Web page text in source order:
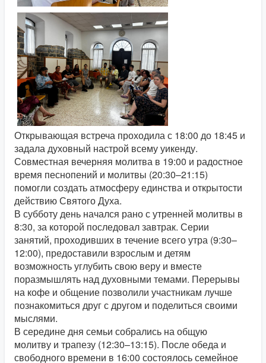
Открывающая встреча проходила с 18:00 до 18:45 и
задала духовный настрой всему уикенду.
Совместная вечерняя молитва в 19:00 и радостное
время песнопений и молитвы (20:30–21:15)
помогли создать атмосферу единства и открытости
действию Святого Духа.
В субботу день начался рано с утренней молитвы в
8:30, за которой последовал завтрак. Серии
занятий, проходивших в течение всего утра (9:30–
12:00), предоставили взрослым и детям
возможность углубить свою веру и вместе
поразмышлять над духовными темами. Перерывы
на кофе и общение позволили участникам лучше
познакомиться друг с другом и поделиться своими
мыслями.
В середине дня семьи собрались на общую
молитву и трапезу (12:30–13:15). После обеда и
свободного времени в 16:00 состоялось семейное